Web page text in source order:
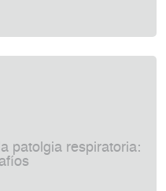
patolgia respiratoria: